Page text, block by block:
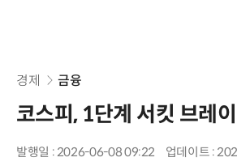
경제 금융
코스피, 1단계 서킷 브레
발행일 : 2026-06-08 09:22 업데이트 :